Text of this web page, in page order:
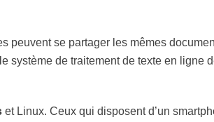
peuvent se partager les mêmes
de traitement de texte en ligne
et Linux. Ceux qui disposent d’un